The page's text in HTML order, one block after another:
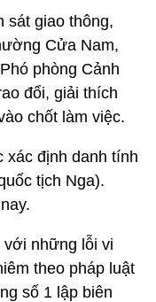
sát giao thông,
Cửa Nam,
phòng Cảnh
đổi, giải thích
chốt làm việc.
xác định danh tính
tịch Nga).
với những lỗi vi
theo pháp luật
số 1 lập biên